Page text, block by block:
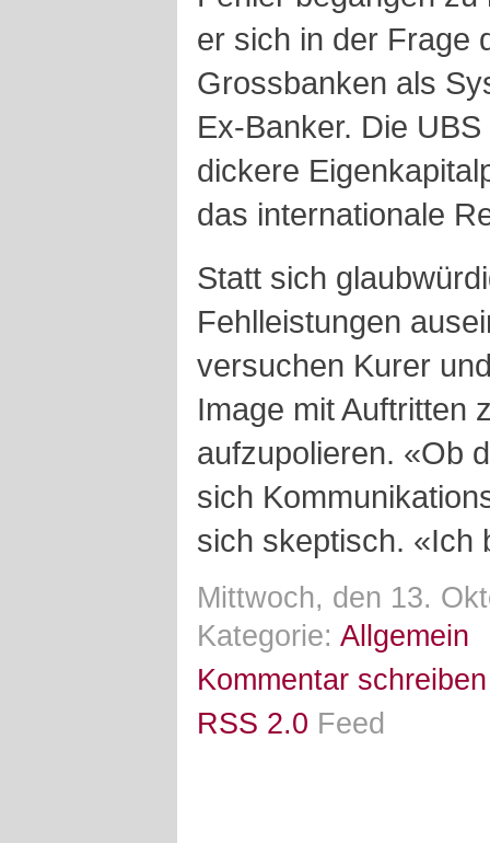
er sich in der Frage
Grossbanken als
Ex-Banker. Die
dickere
das internationale
Statt sich
Fehlleistungen
versuchen Kurer
Image mit Auftritten
aufzupolieren. «Ob
sich
sich skeptisch. «Ich
Mittwoch, den 13.
Kategorie: Allgemein
Kommentar schreiben
RSS 2.0 Feed